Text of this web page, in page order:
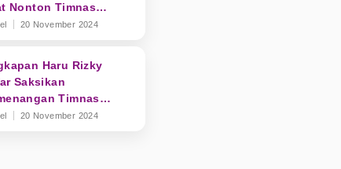
Nonton Timnas
vs Arab Saudi
20 November 2024
Haru Rizky
Saksikan
Timnas
Lawan Arab
20 November 2024